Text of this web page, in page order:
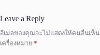
Leave a Reply
อีเมลของคุณจะไม่แสดงให้คนอื่นเห็น
เครื่องหมาย *